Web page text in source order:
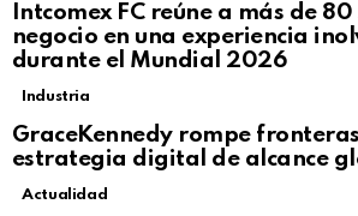
Intcomex FC reúne a más de 80
negocio en una experiencia
durante el Mundial 2026
Industria
GraceKennedy rompe
estrategia digital de alcance
Actualidad